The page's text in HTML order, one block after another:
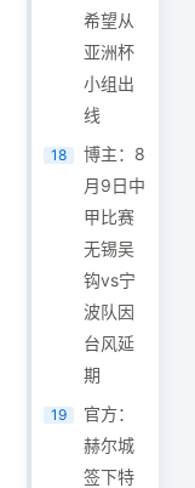
希望从
亚洲杯
小组出
线
18
博主：8
月9日中
甲比赛
无锡吴
钩vs宁
波队因
台风延
期
19
官方：
赫尔城
签下特